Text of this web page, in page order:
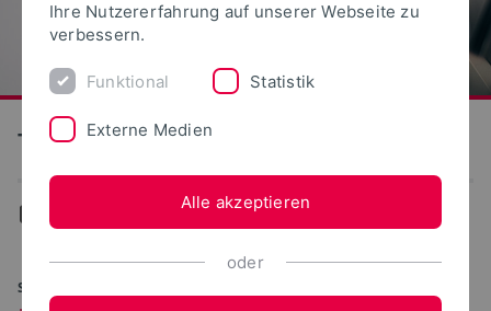
Technische Hochschule Ostwestfalen-Lippe
Infrastruktur
STARKER PARTNER DER WIRTSCHAFT
Ihre Nutzererfahrung auf unserer Webseite zu
verbessern.
Funktional Statistik
Externe Medien
Alle akzeptieren
oder